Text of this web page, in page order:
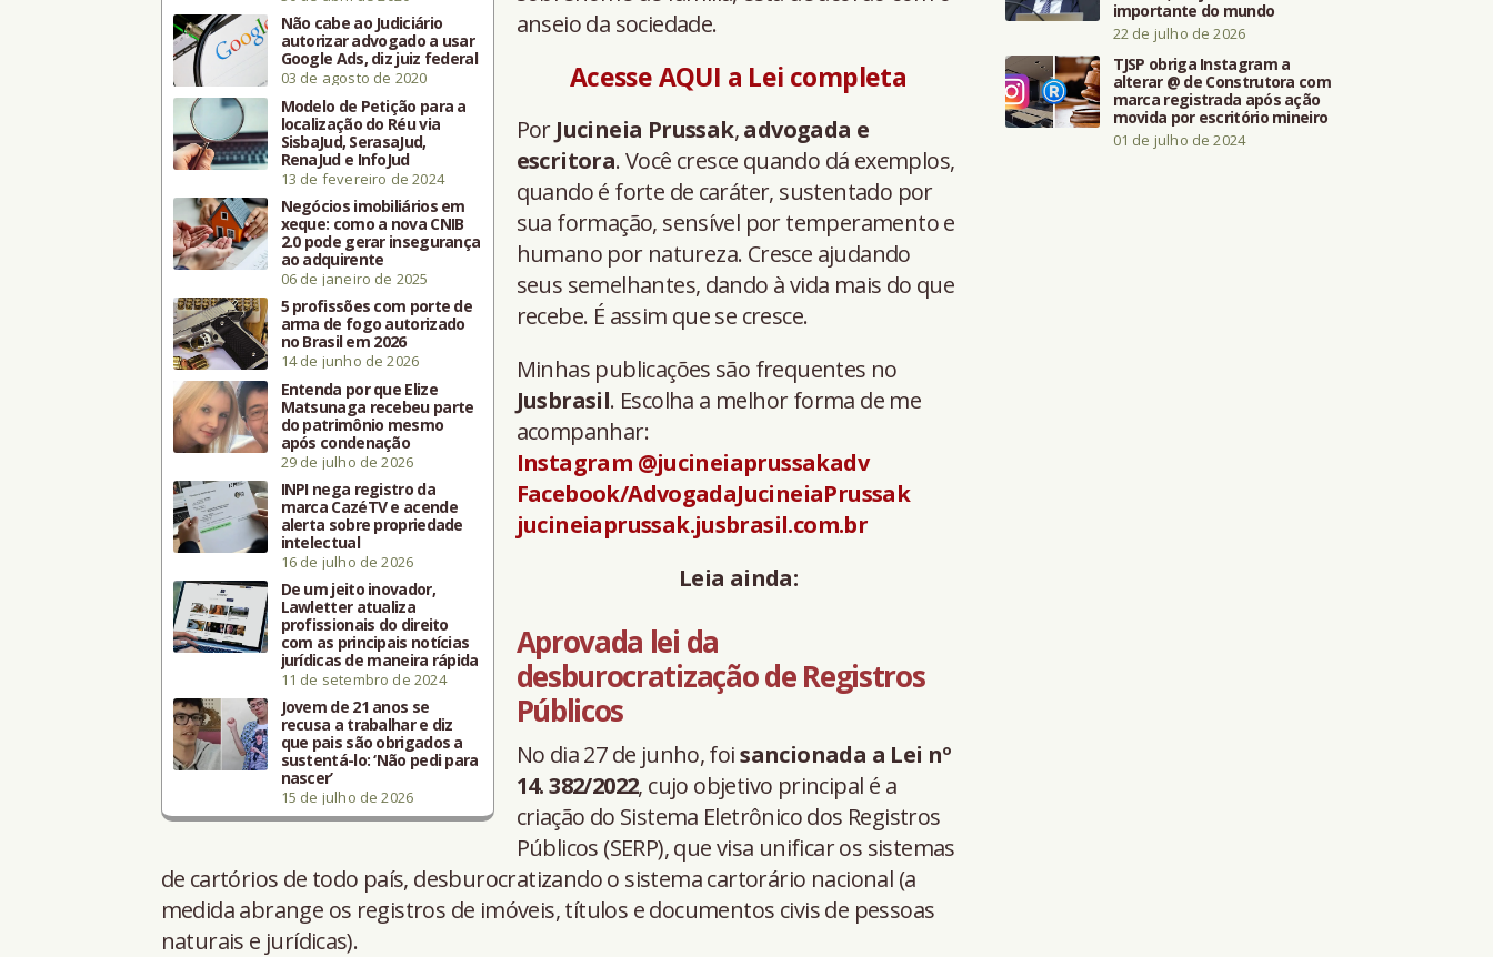
Não cabe ao Judiciário
autorizar advogado a usar
Google Ads, diz juiz federal
03 de agosto de 2020
Modelo de Petição para a
localização do Réu via
SisbaJud, SerasaJud,
RenaJud e InfoJud
13 de fevereiro de 2024
Negócios imobiliários em
xeque: como a nova CNIB
2.0 pode gerar insegurança
ao adquirente
06 de janeiro de 2025
5 profissões com porte de
arma de fogo autorizado
no Brasil em 2026
14 de junho de 2026
Entenda por que Elize
Matsunaga recebeu parte
do patrimônio mesmo
após condenação
29 de julho de 2026
INPI nega registro da
marca CazéTV e acende
alerta sobre propriedade
intelectual
16 de julho de 2026
De um jeito inovador,
Lawletter atualiza
profissionais do direito
com as principais notícias
jurídicas de maneira rápida
11 de setembro de 2024
Jovem de 21 anos se
recusa a trabalhar e diz
que pais são obrigados a
sustentá-lo: ‘Não pedi para
nascer’
15 de julho de 2026
anseio da sociedade.
Acesse AQUI a Lei completa
Por Jucineia Prussak,advogada e
escritora. Você cresce quando dá exemplos,
quando é forte de caráter, sustentado por
sua formação, sensível por temperamento e
humano por natureza. Cresce ajudando
seus semelhantes, dando à vida mais do que
recebe. É assim que se cresce.
Minhas publicações são frequentes no
Jusbrasil. Escolha a melhor forma de me
acompanhar:
Instagram @jucineiaprussakadv
Facebook/AdvogadaJucineiaPrussak
jucineiaprussak.jusbrasil.com.br
Leia ainda:
Aprovada lei da
desburocratização de Registros
Públicos
No dia 27 de junho, foisancionada a Lei nº
14. 382/2022, cujo objetivo principal é a
criação do Sistema Eletrônico dos Registros
Públicos (SERP), que visa unificar os sistemas
de cartórios de todo país, desburocratizando o sistema cartorário nacional (a
medida abrange os registros de imóveis, títulos e documentos civis de pessoas
naturais e jurídicas).
importante do mundo
22 de julho de 2026
TJSP obriga Instagram a
alterar @ de Construtora com
marca registrada após ação
movida por escritório mineiro
01 de julho de 2024